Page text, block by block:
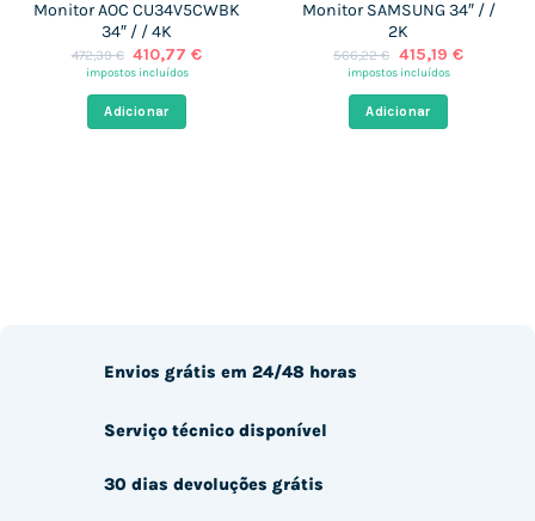
Monitor AOC CU34V5CWBK
34″ / / 4K
472,39€ O
preço
era:
472,39 €.
410,77€O
impostos incluídos
Adicionar
Monitor SAMSUNG 34″ / /
2K
566,22€ O
preço
era:
566,22 €.
415,19 €O
impostos incluídos
Adicionar
Envios grátis em 24/48 horas
Serviço técnico disponível
30 dias devoluções grátis